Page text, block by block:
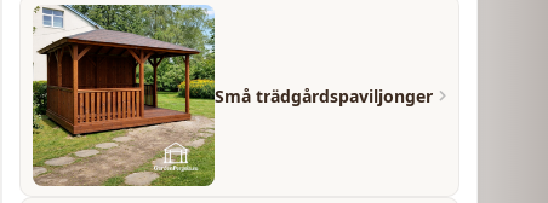
Små trädgårdspaviljonger